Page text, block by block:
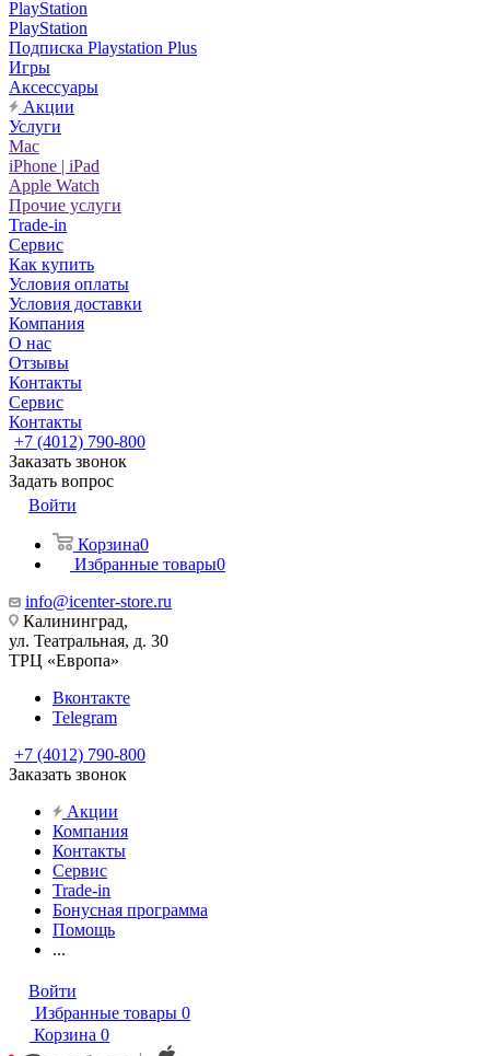
PlayStation
PlayStation
Подписка Playstation Plus
Игры
Аксессуары
Акции
Услуги
Mac
iPhone | iPad
Apple Watch
Прочие услуги
Trade-in
Сервис
Как купить
Условия оплаты
Условия доставки
Компания
О нас
Отзывы
Контакты
Сервис
Контакты
+7 (4012) 790-800
Заказать звонок
Задать вопрос
Войти
Корзина0
Избранные товары0
info@icenter-store.ru
Калининград,
ул. Театральная, д. 30
ТРЦ «Европа»
Вконтакте
Telegram
+7 (4012) 790-800
Заказать звонок
Акции
Компания
Контакты
Сервис
Trade-in
Бонусная программа
Помощь
...
Войти
Избранные товары 0
Корзина 0